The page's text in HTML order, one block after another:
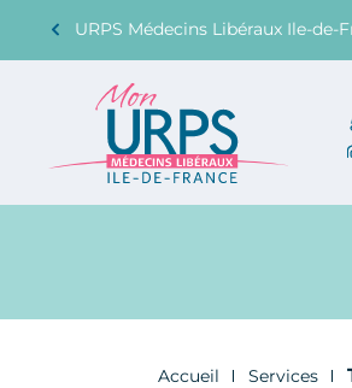
URPS Médecins Libéraux Ile-de-
Accueil Services